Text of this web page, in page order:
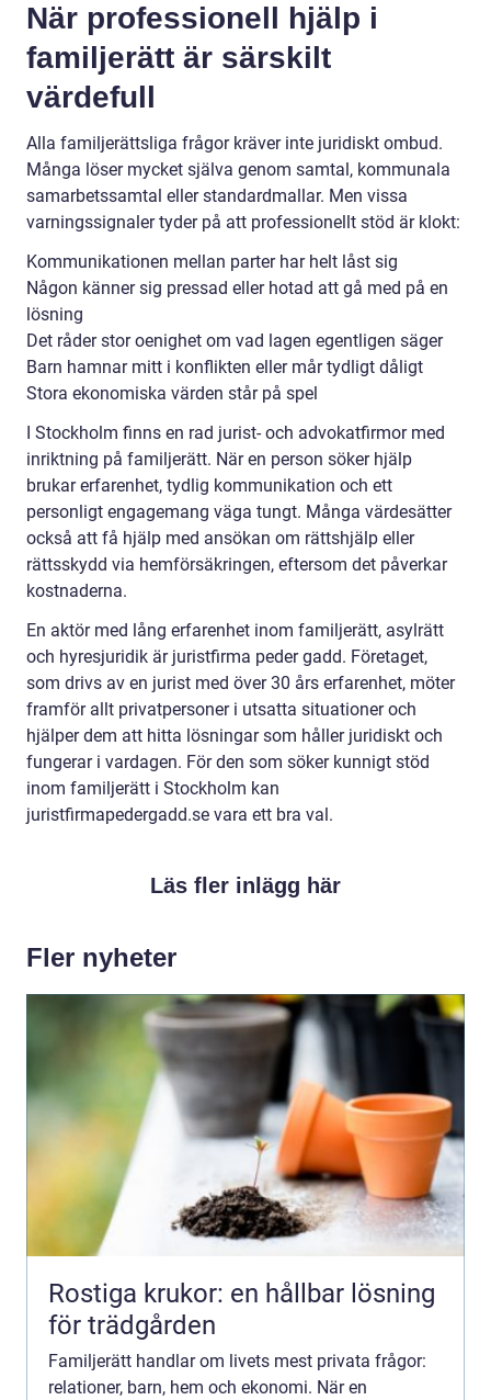
När professionell hjälp i
familjerätt är särskilt
värdefull
Alla familjerättsliga frågor kräver inte juridiskt ombud.
Många löser mycket själva genom samtal, kommunala
samarbetssamtal eller standardmallar. Men vissa
varningssignaler tyder på att professionellt stöd är klokt:
Kommunikationen mellan parter har helt låst sig
Någon känner sig pressad eller hotad att gå med på en
lösning
Det råder stor oenighet om vad lagen egentligen säger
Barn hamnar mitt i konflikten eller mår tydligt dåligt
Stora ekonomiska värden står på spel
I Stockholm finns en rad jurist- och advokatfirmor med
inriktning på familjerätt. När en person söker hjälp
brukar erfarenhet, tydlig kommunikation och ett
personligt engagemang väga tungt. Många värdesätter
också att få hjälp med ansökan om rättshjälp eller
rättsskydd via hemförsäkringen, eftersom det påverkar
kostnaderna.
En aktör med lång erfarenhet inom familjerätt, asylrätt
och hyresjuridik är juristfirma peder gadd. Företaget,
som drivs av en jurist med över 30 års erfarenhet, möter
framför allt privatpersoner i utsatta situationer och
hjälper dem att hitta lösningar som håller juridiskt och
fungerar i vardagen. För den som söker kunnigt stöd
inom familjerätt i Stockholm kan
juristfirmapedergadd.se vara ett bra val.
Läs fler inlägg här
Fler nyheter
Rostiga krukor: en hållbar lösning
för trädgården
Familjerätt handlar om livets mest privata frågor:
relationer, barn, hem och ekonomi. När en